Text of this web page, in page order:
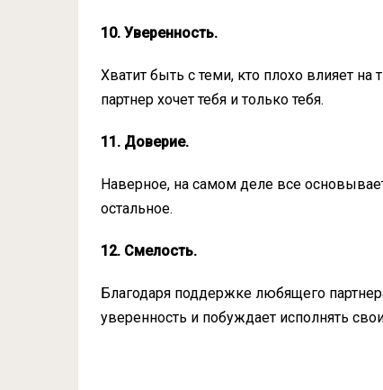
10. Уверенность.
Хватит быть с теми, кто плохо влияет
партнер хочет тебя и только тебя.
11. Доверие.
Наверное, на самом деле все
остальное.
12. Смелость.
Благодаря поддержке любящего
уверенность и побуждает исполнять